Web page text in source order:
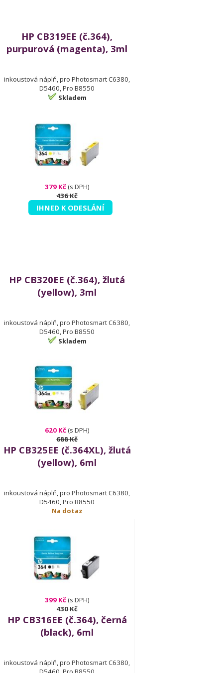
HP CB319EE (č.364),
purpurová (magenta), 3ml
inkoustová náplň, pro Photosmart C6380,
D5460, Pro B8550
Skladem
379 Kč(s DPH)
436 Kč
IHNED K ODESLÁNÍ
HP CB320EE (č.364), žlutá
(yellow), 3ml
inkoustová náplň, pro Photosmart C6380,
D5460, Pro B8550
Skladem
620 Kč(s DPH)
688 Kč
HP CB325EE (č.364XL), žlutá
(yellow), 6ml
inkoustová náplň, pro Photosmart C6380,
D5460, Pro B8550
Na dotaz
399 Kč(s DPH)
430 Kč
HP CB316EE (č.364), černá
(black), 6ml
inkoustová náplň, pro Photosmart C6380,